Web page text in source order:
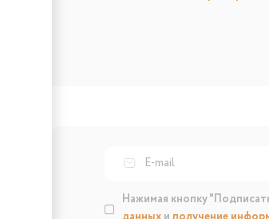
Нажимая кнопку